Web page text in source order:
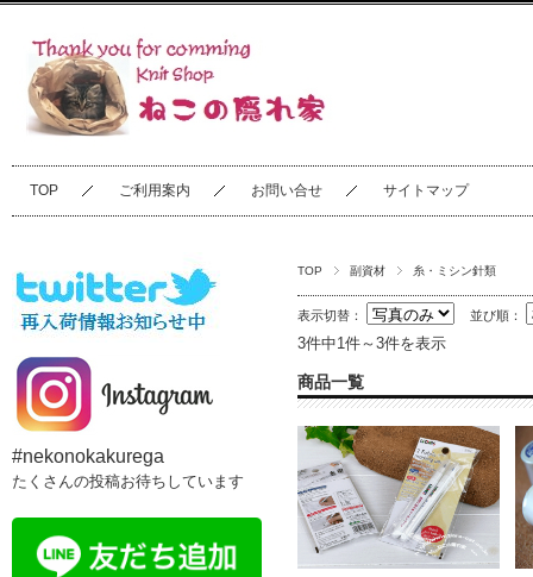
TOP ご利用案内 お問い合せ サイトマップ
TOP 副資材 糸・ミシン針類
表示切替： 並び順：
3件中1件～3件を表示
商品一覧
#nekonokakurega
たくさんの投稿お待ちしています